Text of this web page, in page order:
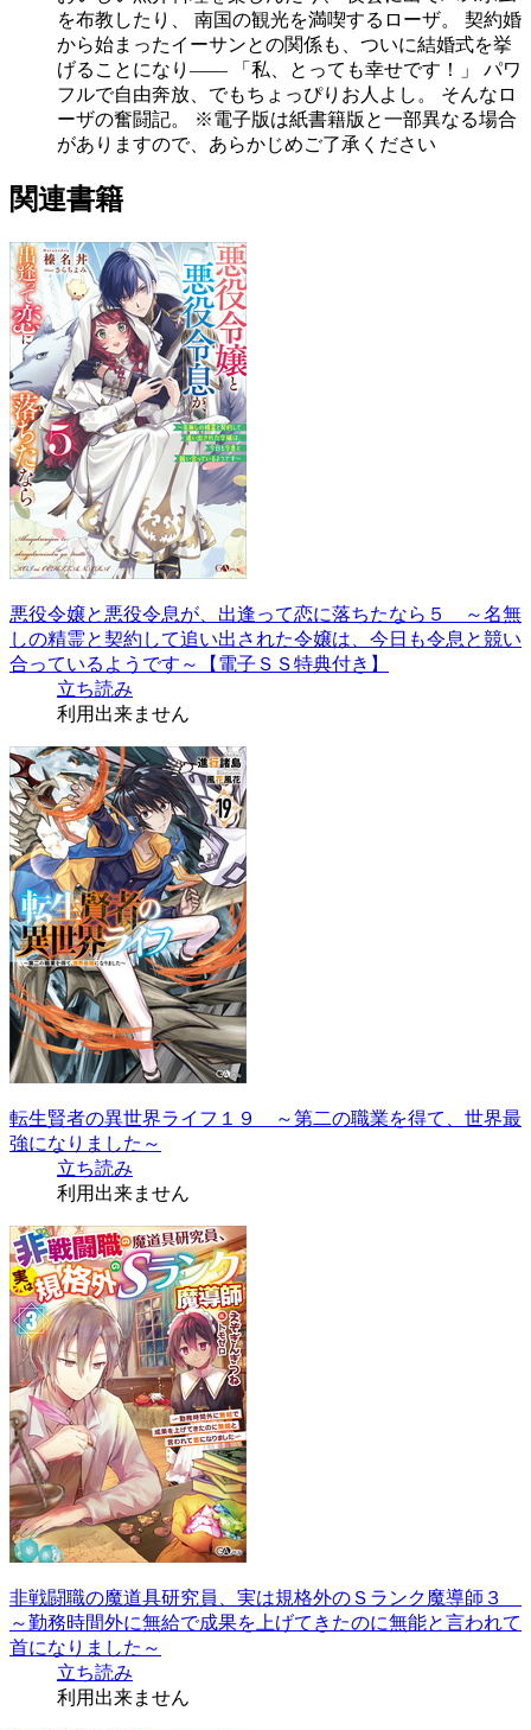
を布教したり、 南国の観光を満喫するローザ。 契約婚
から始まったイーサンとの関係も、ついに結婚式を挙
げることになり―― 「私、とっても幸せです！」 パワ
フルで自由奔放、でもちょっぴりお人よし。 そんなロ
ーザの奮闘記。 ※電子版は紙書籍版と一部異なる場合
がありますので、あらかじめご了承ください
関連書籍
悪役令嬢と悪役令息が、出逢って恋に落ちたなら５ ～名無
しの精霊と契約して追い出された令嬢は、今日も令息と競い
合っているようです～【電子ＳＳ特典付き】
立ち読み
利用出来ません
転生賢者の異世界ライフ１９ ～第二の職業を得て、世界最
強になりました～
立ち読み
利用出来ません
非戦闘職の魔道具研究員、実は規格外のＳランク魔導師３
～勤務時間外に無給で成果を上げてきたのに無能と言われて
首になりました～
立ち読み
利用出来ません